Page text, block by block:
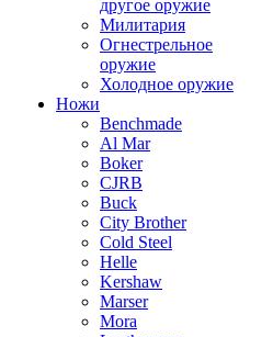
другое оружие
Милитария
Огнестрельное
оружие
Холодное оружие
Ножи
Benchmade
Al Mar
Boker
CJRB
Buck
City Brother
Cold Steel
Helle
Kershaw
Marser
Mora